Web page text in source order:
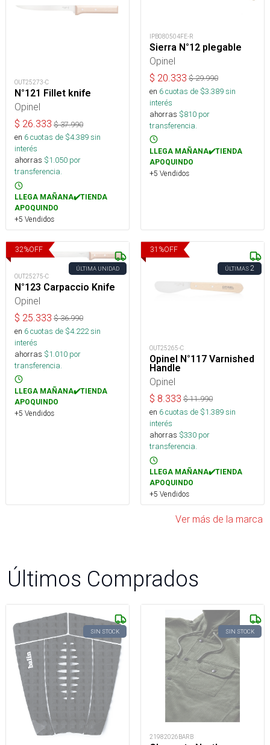
OUT25273-C
N°121 Fillet knife
Opinel
$ 26.333 $37.990
en 6cuotas de $4.389sin
interés
ahorras $1.050 por
transferencia.
LLEGA MAÑANA✔️TIENDA
APOQUINDO
+5 Vendidos
IPB080504FE-R
Sierra N°12 plegable
Opinel
$ 20.333 $29.990
en 6cuotas de $3.389sin
interés
ahorras $810 por
transferencia.
LLEGA MAÑANA✔️TIENDA
APOQUINDO
+5 Vendidos
32%OFF
ÚLTIMA UNIDAD
OUT25275-C
N°123 Carpaccio Knife
Opinel
$ 25.333 $36.990
en 6cuotas de $4.222sin
interés
ahorras $1.010 por
transferencia.
LLEGA MAÑANA✔️TIENDA
APOQUINDO
+5 Vendidos
31 %OFF
ÚLTIMAS2
OUT25265-C
Opinel N°117 Varnished
Handle
Opinel
$ 8.333 $11.990
en 6cuotas de $1.389sin
interés
ahorras $330 por
transferencia.
LLEGA MAÑANA✔️TIENDA
APOQUINDO
+5 Vendidos
Ver más de la marca
Últimos Comprados
SIN STOCK SIN STOCK
21982026BARB